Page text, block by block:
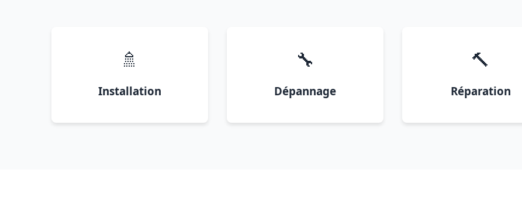
🚿
Installation
🔧
Dépannage
🔨
Réparation